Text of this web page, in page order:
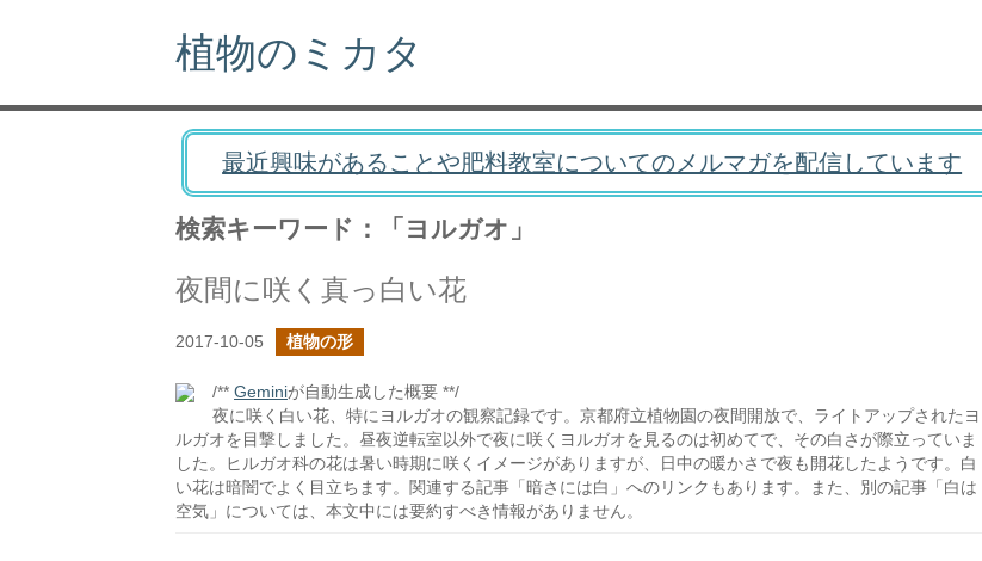
植物のミカタ
最近興味があることや肥料教室についてのメルマガを配信しています
検索キーワード：「ヨルガオ」
夜間に咲く真っ白い花
2017-10-05 植物の形
/** Geminiが自動生成した概要 **/
夜に咲く白い花、特にヨルガオの観察記録です。京都府立植物園の夜間開放で、ライトアップされたヨ
ルガオを目撃しました。昼夜逆転室以外で夜に咲くヨルガオを見るのは初めてで、その白さが際立っていま
した。ヒルガオ科の花は暑い時期に咲くイメージがありますが、日中の暖かさで夜も開花したようです。白
い花は暗闇でよく目立ちます。関連する記事「暗さには白」へのリンクもあります。また、別の記事「白は
空気」については、本文中には要約すべき情報がありません。